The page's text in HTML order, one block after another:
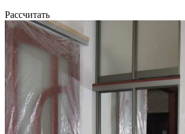
Рассчитать